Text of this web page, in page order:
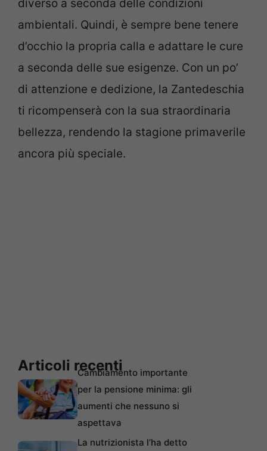
diverso a seconda delle condizioni
ambientali. Quindi, è sempre bene tenere
d’occhio la propria calla e adattare le cure
a seconda delle sue esigenze. Con un po’
di attenzione e dedizione, la Zantedeschia
ti ricompenserà con la sua straordinaria
bellezza, rendendo la stagione primaverile
ancora più speciale.
Articoli recentiCambiamento importante
per la pensione minima: gli
aumenti che nessuno si
aspettava
La nutrizionista l’ha detto